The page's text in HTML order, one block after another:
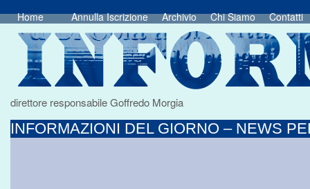
Home Annulla Iscrizione Archivio Chi Siamo Contatti
direttore responsabile Goffredo Morgia
INFORMAZIONI DEL GIORNO – NEWS